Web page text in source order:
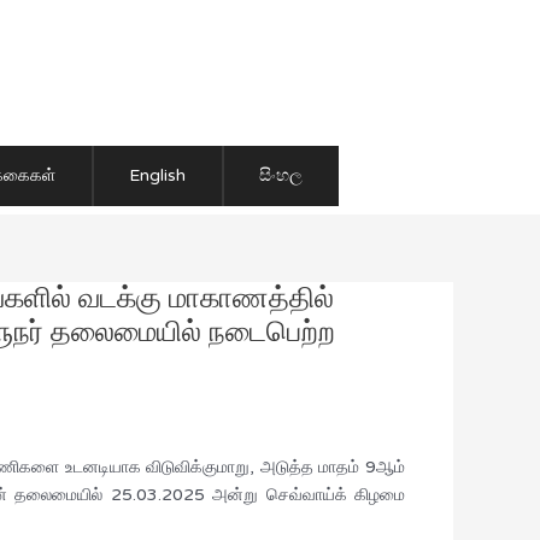
English සිංහල
வடக்கு மாகாணத்தில்
தலைமையில் நடைபெற்ற
உடனடியாக விடுவிக்குமாறு, அடுத்த மாதம் 9ஆம்
தலைமையில் 25.03.2025 அன்று செவ்வாய்க் கிழமை